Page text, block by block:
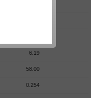
6.19
58.00
0.254